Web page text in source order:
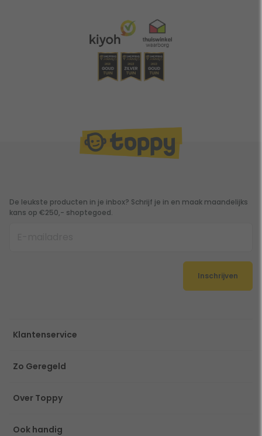
De leukste producten in je inbox? Schrijf je in en maak maandelijks
kans op €250,- shoptegoed.
Inschrijven
Klantenservice
Zo Geregeld
Over Toppy
Ook handig